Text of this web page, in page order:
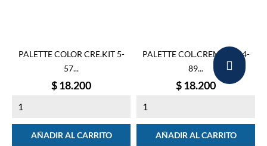
PALETTE COLOR CRE.KIT 5-
57...
Precio
$ 18.200
AÑADIR AL CARRITO
PALETTE COL.CREME KIT 4-
89...
Precio
$ 18.200
AÑADIR AL CARRITO